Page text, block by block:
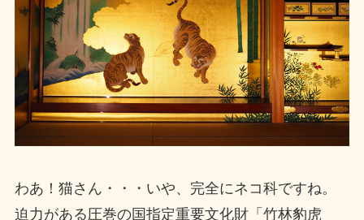
わあ！猫さん・・・いや、完全にネコ科ですね。
迫力がある圧巻の国指定重要文化財「竹林豹虎